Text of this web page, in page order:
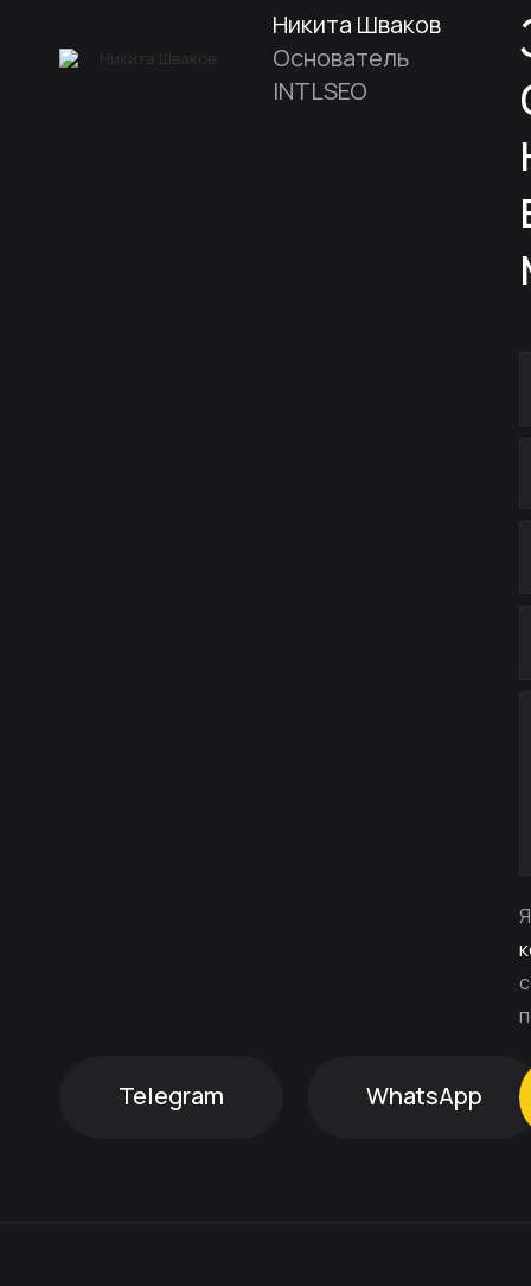
Никита Шваков
Основатель
INTLSEO
Telegram WhatsApp